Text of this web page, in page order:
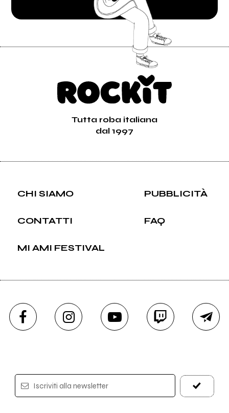
Tutta roba italiana
dal 1997
CHI SIAMO PUBBLICITÀ
CONTATTI FAQ
MI AMI FESTIVAL
Iscriviti alla newsletter